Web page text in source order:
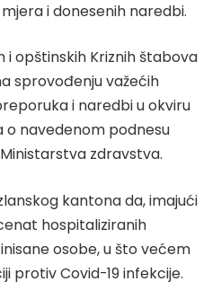
i donesenih naredbi.
i opštinskih Kriznih štabova
sprovođenju važećih
i naredbi u okviru
o navedenom podnesu
zdravstva.
kantona da, imajući
hospitaliziranih
osobe, u što većem
protiv Covid-19 infekcije.